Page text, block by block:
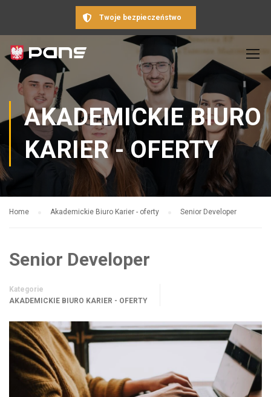
Twoje bezpieczeństwo
AKADEMICKIE BIURO
KARIER - OFERTY
Home Akademickie Biuro Karier - oferty Senior Developer
Senior Developer
Kategorie
AKADEMICKIE BIURO KARIER - OFERTY